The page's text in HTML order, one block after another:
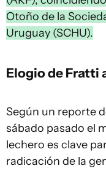
Otoño de la
Uruguay (SCHU).
Elogio de Fratti
Según un reporte
sábado pasado el
lechero es clave
radicación de la